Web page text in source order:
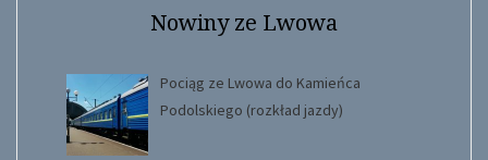
Nowiny ze Lwowa
Pociąg ze Lwowa do Kamieńca
Podolskiego (rozkład jazdy)